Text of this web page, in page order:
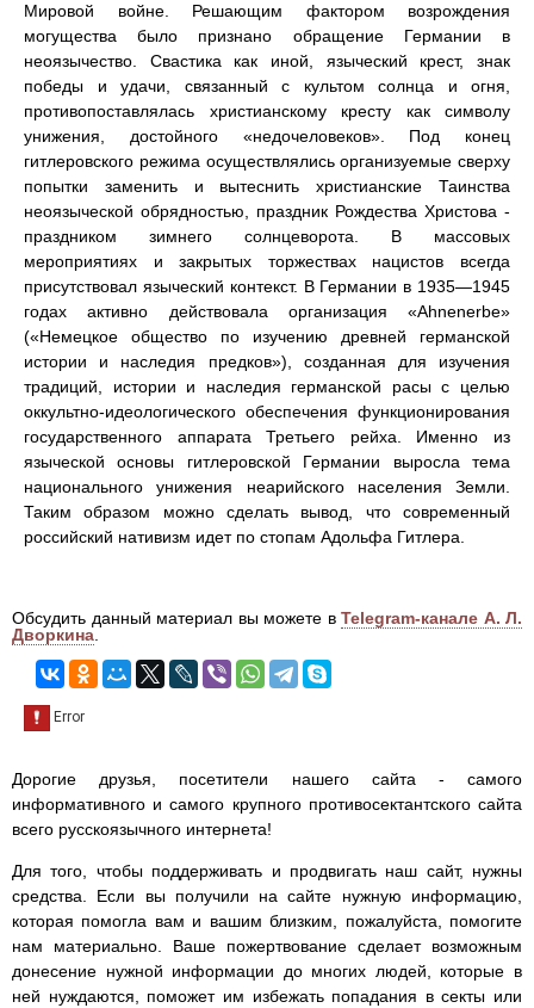
Мировой войне. Решающим фактором возрождения
могущества было признано обращение Германии в
неоязычество. Свастика как иной, языческий крест, знак
победы и удачи, связанный с культом солнца и огня,
противопоставлялась христианскому кресту как символу
унижения, достойного «недочеловеков». Под конец
гитлеровского режима осуществлялись организуемые сверху
попытки заменить и вытеснить христианские Таинства
неоязыческой обрядностью, праздник Рождества Христова -
праздником зимнего солнцеворота. В массовых
мероприятиях и закрытых торжествах нацистов всегда
присутствовал языческий контекст. В Германии в 1935—1945
годах активно действовала организация «Ahnenerbe»
(«Немецкое общество по изучению древней германской
истории и наследия предков»), созданная для изучения
традиций, истории и наследия германской расы с целью
оккультно-идеологического обеспечения функционирования
государственного аппарата Третьего рейха. Именно из
языческой основы гитлеровской Германии выросла тема
национального унижения неарийского населения Земли.
Таким образом можно сделать вывод, что современный
российский нативизм идет по стопам Адольфа Гитлера.
Обсудить данный материал вы можете в Telegram-канале А. Л.
Дворкина.
Дорогие друзья, посетители нашего сайта - самого
информативного и самого крупного противосектантского сайта
всего русскоязычного интернета!
Для того, чтобы поддерживать и продвигать наш сайт, нужны
средства. Если вы получили на сайте нужную информацию,
которая помогла вам и вашим близким, пожалуйста, помогите
нам материально. Ваше пожертвование сделает возможным
донесение нужной информации до многих людей, которые в
ней нуждаются, поможет им избежать попадания в секты или